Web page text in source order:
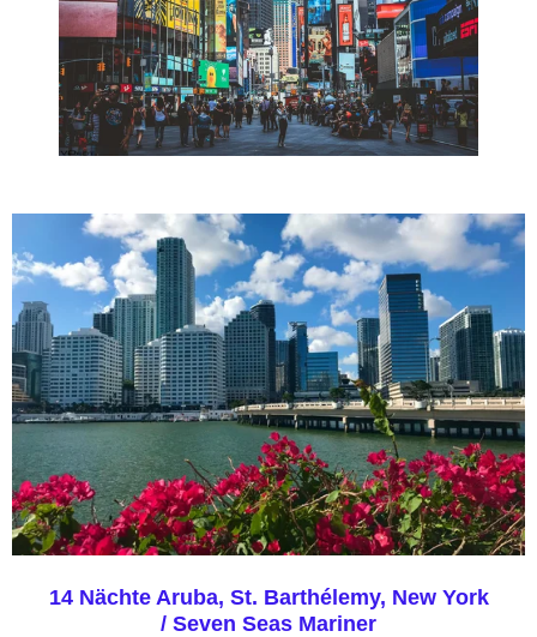
14 Nächte Aruba, St. Barthélemy, New York
/ Seven Seas Mariner